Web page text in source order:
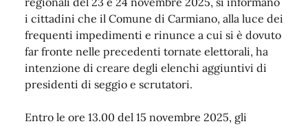
i cittadini che il Comune di Carmiano, alla luce dei
frequenti impedimenti e rinunce a cui si è dovuto
far fronte nelle precedenti tornate elettorali, ha
intenzione di creare degli elenchi aggiuntivi di
presidenti di seggio e scrutatori.
Entro le ore 13.00 del 15 novembre 2025, gli